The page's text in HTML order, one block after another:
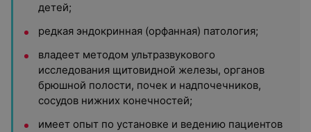
детей;
редкая эндокринная (орфанная) патология;
владеет методом ультразвукового
исследования щитовидной железы, органов
брюшной полости, почек и надпочечников,
сосудов нижних конечностей;
имеет опыт по установке и ведению пациентов